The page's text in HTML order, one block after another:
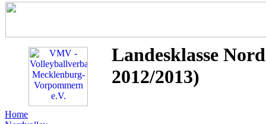
Home
Landesklasse
2012/2013)